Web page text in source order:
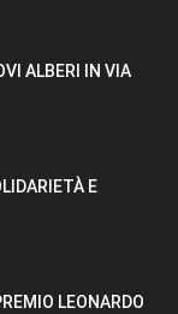
ALBERI IN VIA
E
LEONARDO